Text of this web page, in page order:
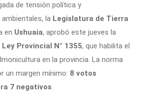
de tensión política y
la Legislatura de Tierra
en Ushuaia, aprobó este jueves la
Ley Provincial N° 1355, que habilita el
en la provincia. La norma
un margen mínimo: 8 votos
7 negativos.